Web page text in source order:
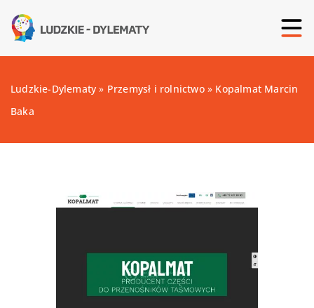
Ludzkie-Dylematy » Przemysł i rolnictwo» Kopalmat Marcin
Baka